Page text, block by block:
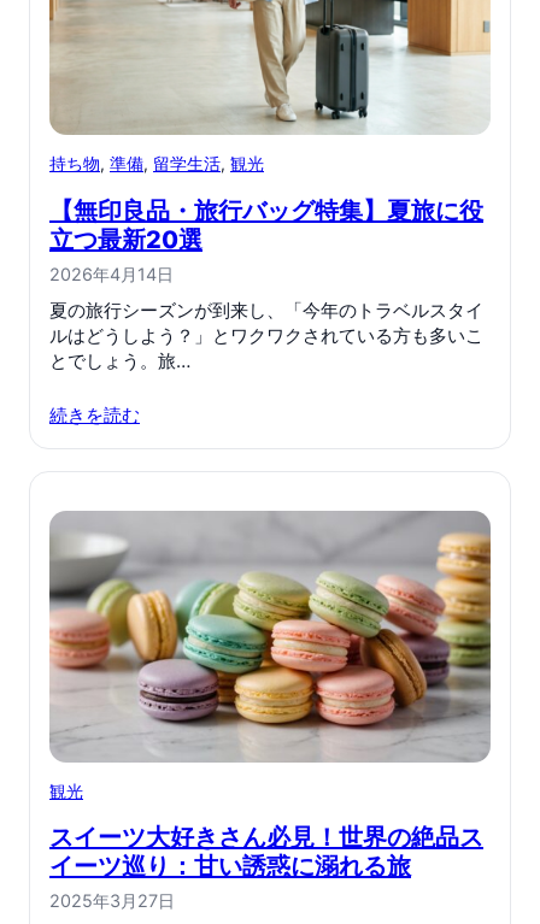
持ち物, 準備, 留学生活, 観光
【無印良品・旅行バッグ特集】夏旅に役
立つ最新20選
2026年4月14日
夏の旅行シーズンが到来し、「今年のトラベルスタイ
ルはどうしよう？」とワクワクされている方も多いこ
とでしょう。旅…
続きを読む
観光
スイーツ大好きさん必見！世界の絶品ス
イーツ巡り：甘い誘惑に溺れる旅
2025年3月27日